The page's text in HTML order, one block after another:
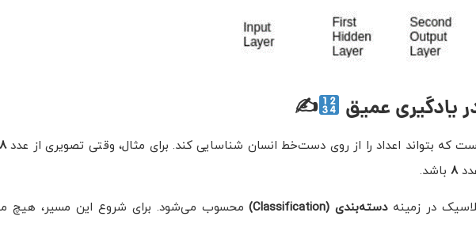
یادگیری عمیق ✍
بتواند اعداد را از روی دست‌خط انسان شناسایی کند. برای مثال، وقتی تصویری از عدد8
8 باشد.
در زمینهدسته‌بندی (Classification
)محسوب می‌شود. برای شروع این مسیر، هیچ